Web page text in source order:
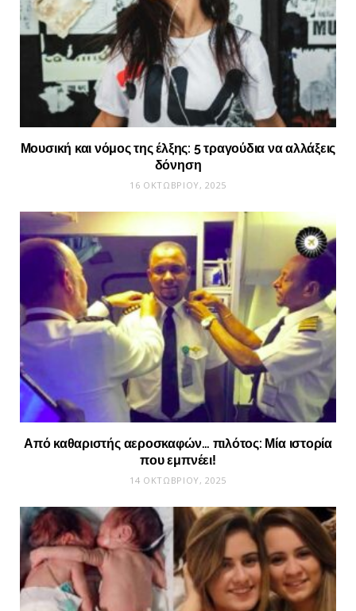
Μουσική και νόμος της έλξης: 5 τραγούδια να αλλάξεις
δόνηση
16 ΟΚΤΩΒΡΊΟΥ, 2025
Από καθαριστής αεροσκαφών… πιλότος: Μία ιστορία
που εμπνέει!
14 ΟΚΤΩΒΡΊΟΥ, 2025